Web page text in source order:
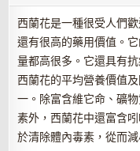
西蘭花是一種很受人們
還有很高的藥用價值。
量都高很多。它還具有
西蘭花的平均營養價值
一。除富含維它命、礦
素外，西蘭花中還富含
於清除體內毒素，從而